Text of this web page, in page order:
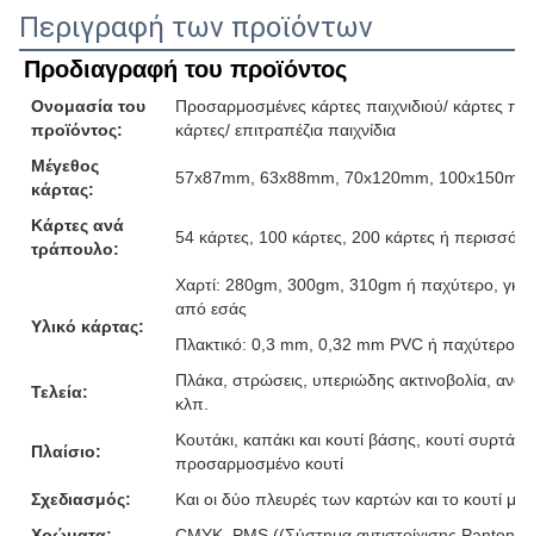
Περιγραφή των προϊόντων
Προδιαγραφή του προϊόντος
Ονομασία του
προϊόντος:
Προσαρμοσμένες κάρτες παιχνιδιού/ κάρτες
κάρτες/ επιτραπέζια παιχνίδια
Μέγεθος
κάρτας:
57x87mm, 63x88mm, 70x120mm,
Κάρτες ανά
τράπουλο:
54 κάρτες, 100 κάρτες, 200 κάρτες ή
Υλικό κάρτας:
Χαρτί: 280gm, 300gm, 310gm ή παχύτερο,
από εσάς
Πλακτικό: 0,3 mm, 0,32 mm PVC ή παχύτερο
Τελεία:
Πλάκα, στρώσεις, υπεριώδης ακτινοβολία,
κλπ.
Πλαίσιο:
Κουτάκι, καπάκι και κουτί βάσης, κουτί
προσαρμοσμένο κουτί
Σχεδιασμός:
Και οι δύο πλευρές των καρτών και το κουτί